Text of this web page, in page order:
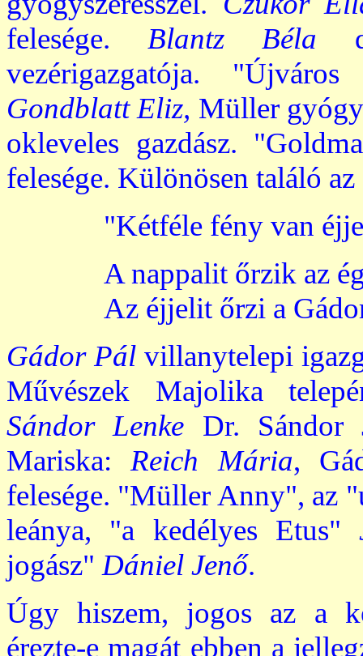
felesége. Blantz Béla
vezérigazgatója.
Gondblatt Eliz, Müller
okleveles gazdász.
felesége. Különösen találó
"Kétféle fény van
A nappalit őrzik az
Az éjjelit őrzi a
Gádor Pálvillanytelepi
Művészek Majolika
Sándor Lenke Dr. Sándor
Mariska: Reich Mária,
felesége. "Müller Anny", az
leánya, "a kedélyes Etus"
jogász" Dániel Jenő.
Úgy hiszem, jogos az a
érezte-e magát ebben a